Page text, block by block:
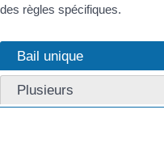
des règles spécifiques.
Bail unique
Plusieurs